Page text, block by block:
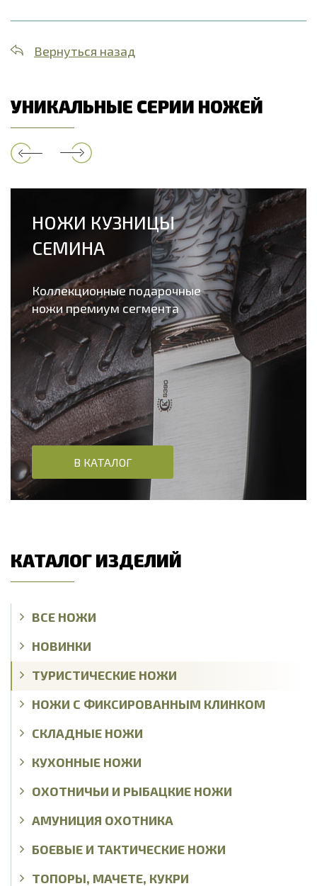
Вернуться назад
УНИКАЛЬНЫЕ СЕРИИ НОЖЕЙ
НОЖИ КУЗНИЦЫ
СЕМИНА
Коллекционные подарочные
ножи премиум сегмента
В КАТАЛОГ
КАТАЛОГ ИЗДЕЛИЙ
ВСЕ НОЖИ
НОВИНКИ
ТУРИСТИЧЕСКИЕ НОЖИ
НОЖИ С ФИКСИРОВАННЫМ КЛИНКОМ
СКЛАДНЫЕ НОЖИ
КУХОННЫЕ НОЖИ
ОХОТНИЧЬИ И РЫБАЦКИЕ НОЖИ
АМУНИЦИЯ ОХОТНИКА
БОЕВЫЕ И ТАКТИЧЕСКИЕ НОЖИ
ТОПОРЫ, МАЧЕТЕ, КУКРИ